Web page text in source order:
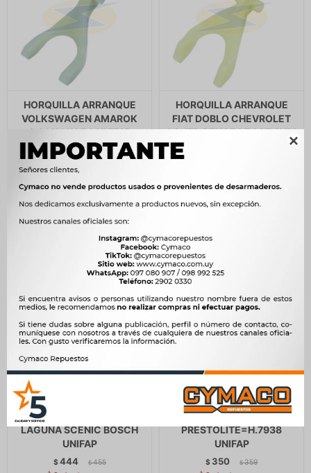

HORQUILLA ARRANQUE
VOLKSWAGEN AMAROK
3.0 V6 VALEO UNIFAP
$ 245 251
HORQUILLA ARRANQUE
FIAT DOBLO CHEVROLET
1.3 JTD PEUGEOT 307 AUDI
213
HORQUILLA ARRANQUE
RENAULT CLIO FLUENCE
LAGUNA SCENIC BOSCH
UNIFAP
$444 $ 455
HORQUILLA ARRANQUE -
M.BENZ S10 RANGER TIIDA
PRESTOLITE=H.7938
UNIFAP
$ 350 $ 359